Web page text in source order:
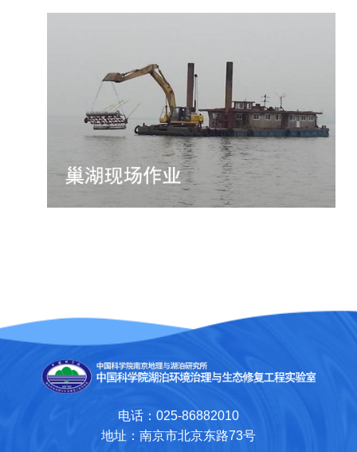
电话：025-86882010
地址：南京市北京东路73号